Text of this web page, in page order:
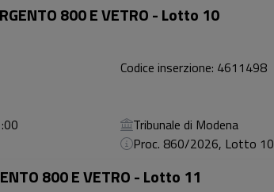
800 E VETRO - Lotto 10
Codice inserzione: 4611498
Tribunale di Modena
Proc. 860/2026, Lotto 10
800 E VETRO - Lotto 11